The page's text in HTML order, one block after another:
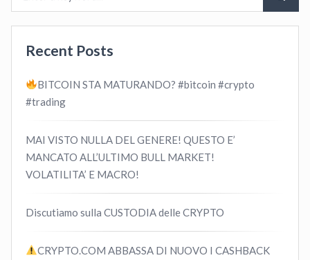
Recent Posts
BITCOIN STA MATURANDO? #bitcoin #crypto
#trading
MAI VISTO NULLA DEL GENERE! QUESTO E’
MANCATO ALL’ULTIMO BULL MARKET!
VOLATILITA’ E MACRO!
Discutiamo sulla CUSTODIA delle CRYPTO
CRYPTO.COM ABBASSA DI NUOVO I CASHBACK